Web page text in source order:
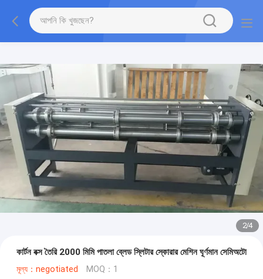
2/4
কার্টন বক্স তৈরি 2000 মিমি পাতলা ব্লেড স্লিটার স্কোরার মেশিন ঘূর্ণমান সেমিঅটো
মূল্য：negotiated MOQ：1